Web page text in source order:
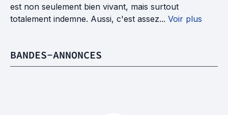
est non seulement bien vivant, mais surtout
totalement indemne. Aussi, c'est assez... Voir plus
BANDES-ANNONCES